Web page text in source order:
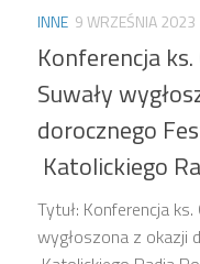
INNE 9 WRZEŚNIA 2023
Konferencja
Suwały
dorocznego
Katolickiego
Tytuł: Konferencja
wygłoszona z okazji